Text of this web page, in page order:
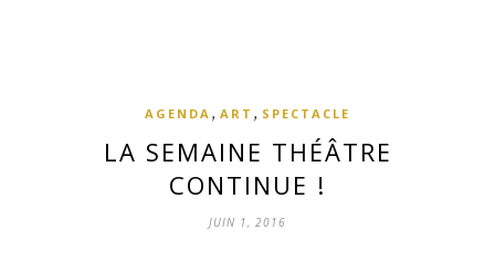
AGENDA , ART , SPECTACLE
LA SEMAINE THÉÂTRE
CONTINUE !
JUIN 1, 2016